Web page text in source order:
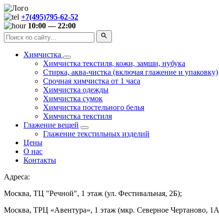
+7(495)795-62-52
10:00 — 22:00
Химчистка
Химчистка текстиля, кожи, замши, нубука
Стирка, аква-чистка (включая глажение и упаковку)
Срочная химчистка от 1 часа
Химчистка одежды
Химчистка сумок
Химчистка постельного белья
Химчистка текстиля
Глажение вещей
Глажение текстильных изделий
Цены
О нас
Контакты
Адреса:
Москва, ТЦ "Речной", 1 этаж (ул. Фестивальная, 2Б);
Москва, ТРЦ «Авентура», 1 этаж (мкр. Северное Чертаново,